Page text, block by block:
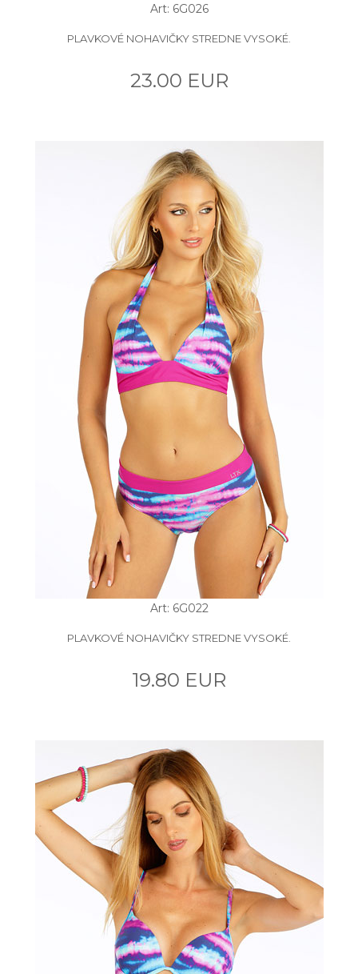
Art: 6G026
PLAVKOVÉ NOHAVIČKY STREDNE VYSOKÉ.
23.00 EUR
Art: 6G022
PLAVKOVÉ NOHAVIČKY STREDNE VYSOKÉ.
19.80 EUR